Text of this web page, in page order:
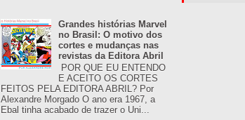
Grandes histórias Marvel
no Brasil: O motivo dos
cortes e mudanças nas
revistas da Editora Abril
POR QUE EU ENTENDO
E ACEITO OS CORTES
FEITOS PELA EDITORA ABRIL? Por
Alexandre Morgado O ano era 1967, a
Ebal tinha acabado de trazer o Uni...